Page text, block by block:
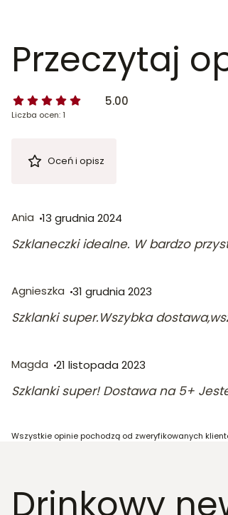
Przeczytaj
5.00
Liczba ocen: 1
Oceń i opisz
Ania 13 grudnia 2024
Szklaneczki idealne. W bardzo
Agnieszka 31 grudnia 2023
Szklanki super.Wszybka
Magda 21 listopada 2023
Szklanki super! Dostawa na 5+
Wszystkie opinie pochodzą od zweryfikowanych
Drinkowy